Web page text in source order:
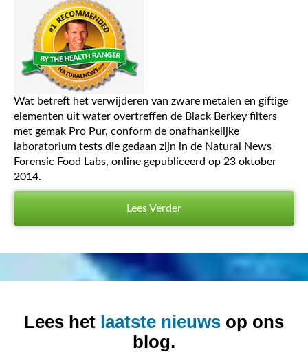
Wat betreft het verwijderen van zware metalen en giftige
elementen uit water overtreffen de Black Berkey filters
met gemak Pro Pur, conform de onafhankelijke
laboratorium tests die gedaan zijn in de Natural News
Forensic Food Labs, online gepubliceerd op 23 oktober
2014.
Lees Verder
Lees het laatste nieuws op ons
blog.